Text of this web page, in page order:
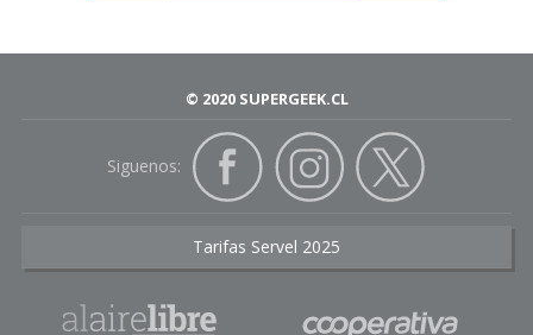
© 2020 SUPERGEEK.CL
Siguenos:
Tarifas Servel 2025